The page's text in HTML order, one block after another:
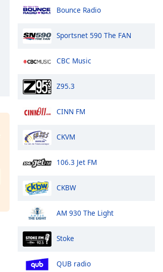
Bounce Radio
Sportsnet 590 The FAN
CBC Music
Z95.3
CINN FM
CKVM
106.3 Jet FM
CKBW
AM 930 The Light
Stoke
QUB radio